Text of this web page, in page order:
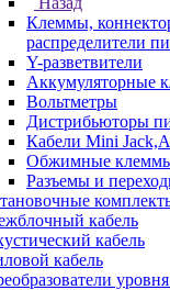
Клеммы,
распределители
Y-разветвители
Аккумуляторные
Вольтметры
Дистрибьюторы
Кабели Mini
Обжимные
Разъемы и
кабель
кабель
кабель